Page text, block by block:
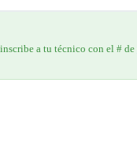
a tu técnico con el # de